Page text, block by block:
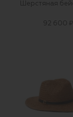
Шерстяная
92 600 ₽